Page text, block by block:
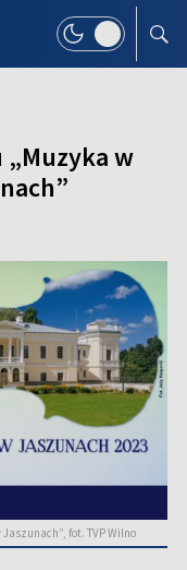
„Muzyka w
fot. TVP Wilno